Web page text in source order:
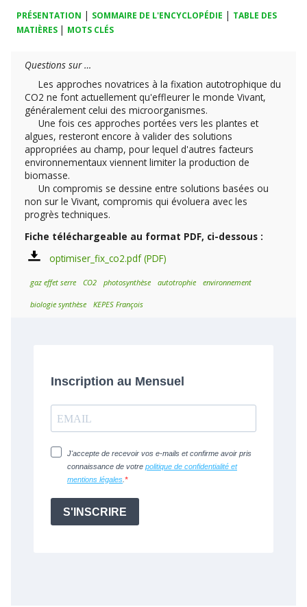
PRÉSENTATION | SOMMAIRE DE L'ENCYCLOPÉDIE | TABLE DES
MATIÈRES | MOTS CLÉS
Questions sur …
Les approches novatrices à la fixation autotrophique du
CO2 ne font actuellement qu'effleurer le monde Vivant,
généralement celui des microorganismes.
Une fois ces approches portées vers les plantes et
algues, resteront encore à valider des solutions
appropriées au champ, pour lequel d'autres facteurs
environnementaux viennent limiter la production de
biomasse.
Un compromis se dessine entre solutions basées ou
non sur le Vivant, compromis qui évoluera avec les
progrès techniques.
Fiche téléchargeable au format PDF, ci-dessous :
optimiser_fix_co2.pdf
gaz effet serre CO2 photosynthèse autotrophie environnement
biologie synthèse KEPES François